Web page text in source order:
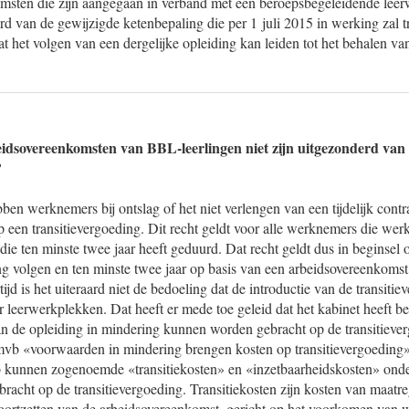
van de gewijzigde ketenbepaling die per 1 juli 2015 in werking zal
het volgen van een dergelijke opleiding kan leiden tot het behalen
van BBL-leerlingen niet zijn uitgezonderd van
werknemers bij ontslag of het niet verlengen van een tijdelijk
een transitievergoeding. Dit recht geldt voor alle werknemers die
ten minste twee jaar heeft geduurd. Dat recht geldt dus in beginsel
volgen en ten minste twee jaar op basis van een
is het uiteraard niet de bedoeling dat de introductie van de
leerwerkplekken. Dat heeft er mede toe geleid dat het kabinet heeft
de opleiding in mindering kunnen worden gebracht op de
«voorwaarden in mindering brengen kosten op
zogenoemde «transitiekosten» en «inzetbaarheidskosten»
op de transitievergoeding. Transitiekosten zijn kosten van